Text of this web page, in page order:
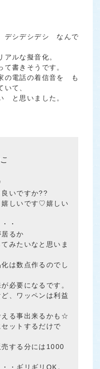
デシデシデシ なんで
ルな擬音化。
書きそうです。
の電話の着信音を も
て、
と思いました。
いですか??
嬉しいです♡嬉しい
・
るか
みたいなと思いま
は数点作るのでし
必要になるです。
、ワッペンは利益
える事出来るかも☆
ットするだけで
する分には1000
・ギリギリOK。